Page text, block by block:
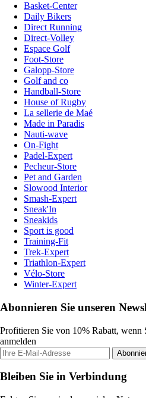
Basket-Center
Daily Bikers
Direct Running
Direct-Volley
Espace Golf
Foot-Store
Galopp-Store
Golf and co
Handball-Store
House of Rugby
La sellerie de Maé
Made in Paradis
Nauti-wave
On-Fight
Padel-Expert
Pecheur-Store
Pet and Garden
Slowood Interior
Smash-Expert
Sneak'In
Sneakids
Sport is good
Training-Fit
Trek-Expert
Triathlon-Expert
Vélo-Store
Winter-Expert
Abonnieren Sie unseren
Profitieren Sie von 10% Rabatt, wenn
anmelden
Bleiben Sie in Verbindung